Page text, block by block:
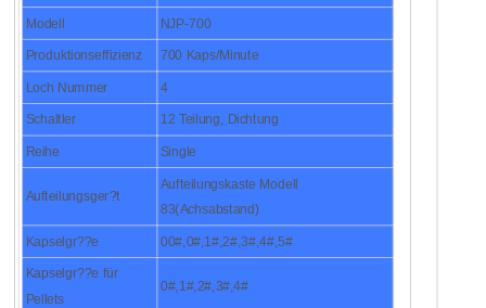
Modell NJP-700
Produktionseffizienz 700 Kaps/Minute
Loch Nummer 4
Schaltler 12 Teilung, Dichtung
Reihe Single
Aufteilungsger?t
Aufteilungskaste Modell
83(Achsabstand)
Kapselgr??e 00#,0#,1#,2#,3#,4#,5#
Kapselgr??e für
Pellets
0#,1#,2#,3#,4#